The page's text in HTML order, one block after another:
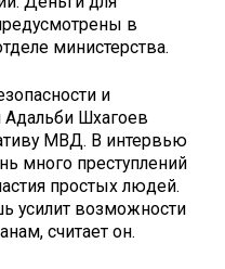
в
министерства.
и
Шхагоев
МВД. В интервью
много преступлений
простых людей.
усилит возможности
считает он.